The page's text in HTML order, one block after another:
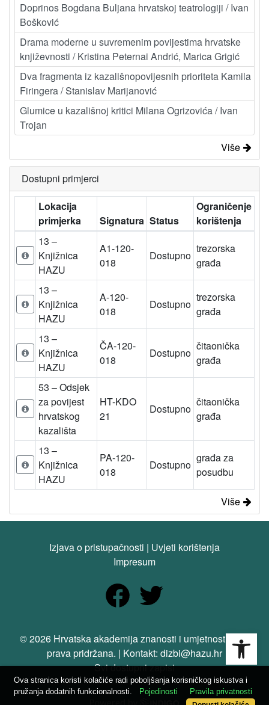
Doprinos Bogdana Buljana hrvatskoj teatrologiji / Ivan
Bošković
Drama moderne u suvremenim povijestima hrvatske
književnosti / Kristina Peternai Andrić, Marica Grigić
Dva fragmenta iz kazališnopovijesnih prioriteta Kamila
Firingera / Stanislav Marijanović
Glumice u kazališnoj kritici Milana Ogrizovića / Ivan
Trojan
Više
Dostupni primjerci
Lokacija
primjerka
Signatura Status
Ograničenje
korištenja
13 –
Knjižnica
HAZU
A1-120-
018
Dostupno
trezorska
građa
13 –
Knjižnica
HAZU
A-120-
018
Dostupno
trezorska
građa
13 –
Knjižnica
HAZU
ČA-120-
018
Dostupno
čitaonička
građa
53 – Odsjek
za povijest
hrvatskog
kazališta
HT-KDO
21
Dostupno
čitaonička
građa
13 –
Knjižnica
HAZU
PA-120-
018
Dostupno
građa za
posudbu
Više
Izjava o pristupačnosti | Uvjeti korištenja
Impresum
© 2026 Hrvatska akademija znanosti i umjetnosti. Sva
prava pridržana. | Kontakt: dizbi@hazu.hr
Svi dostupni zapisi
Ova stranica koristi kolačiće radi poboljšanja korisničkog iskustva i
pružanja dodatnih funkcionalnosti.
Pojedinosti Pravila privatnosti